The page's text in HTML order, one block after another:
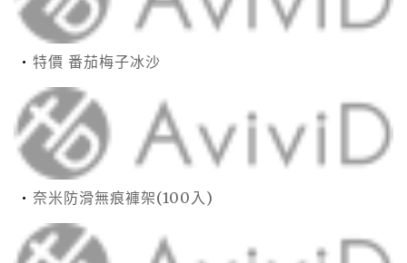
特價 番茄梅子冰沙
奈米防滑無痕褲架(100入)